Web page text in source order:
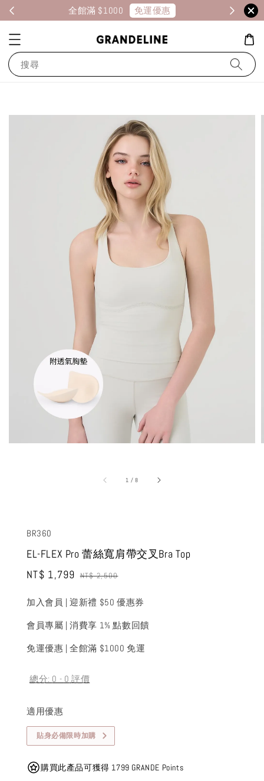
全館滿 $1000 免運優惠 消
搜尋
1 /8
BR360
EL-FLEX Pro 蕾絲寬肩帶交叉Bra Top
Sale
NT$ 1,799 Regular
NT$ 2,500
加入會員 | 迎新禮 $50 優惠券
會員專屬 | 消費享 1% 點數回饋
免運優惠 | 全館滿 $1000 免運
總分: 0 - 0 評價
適用優惠
貼身必備限時加購
購買此產品可獲得 1799 GRANDE Points